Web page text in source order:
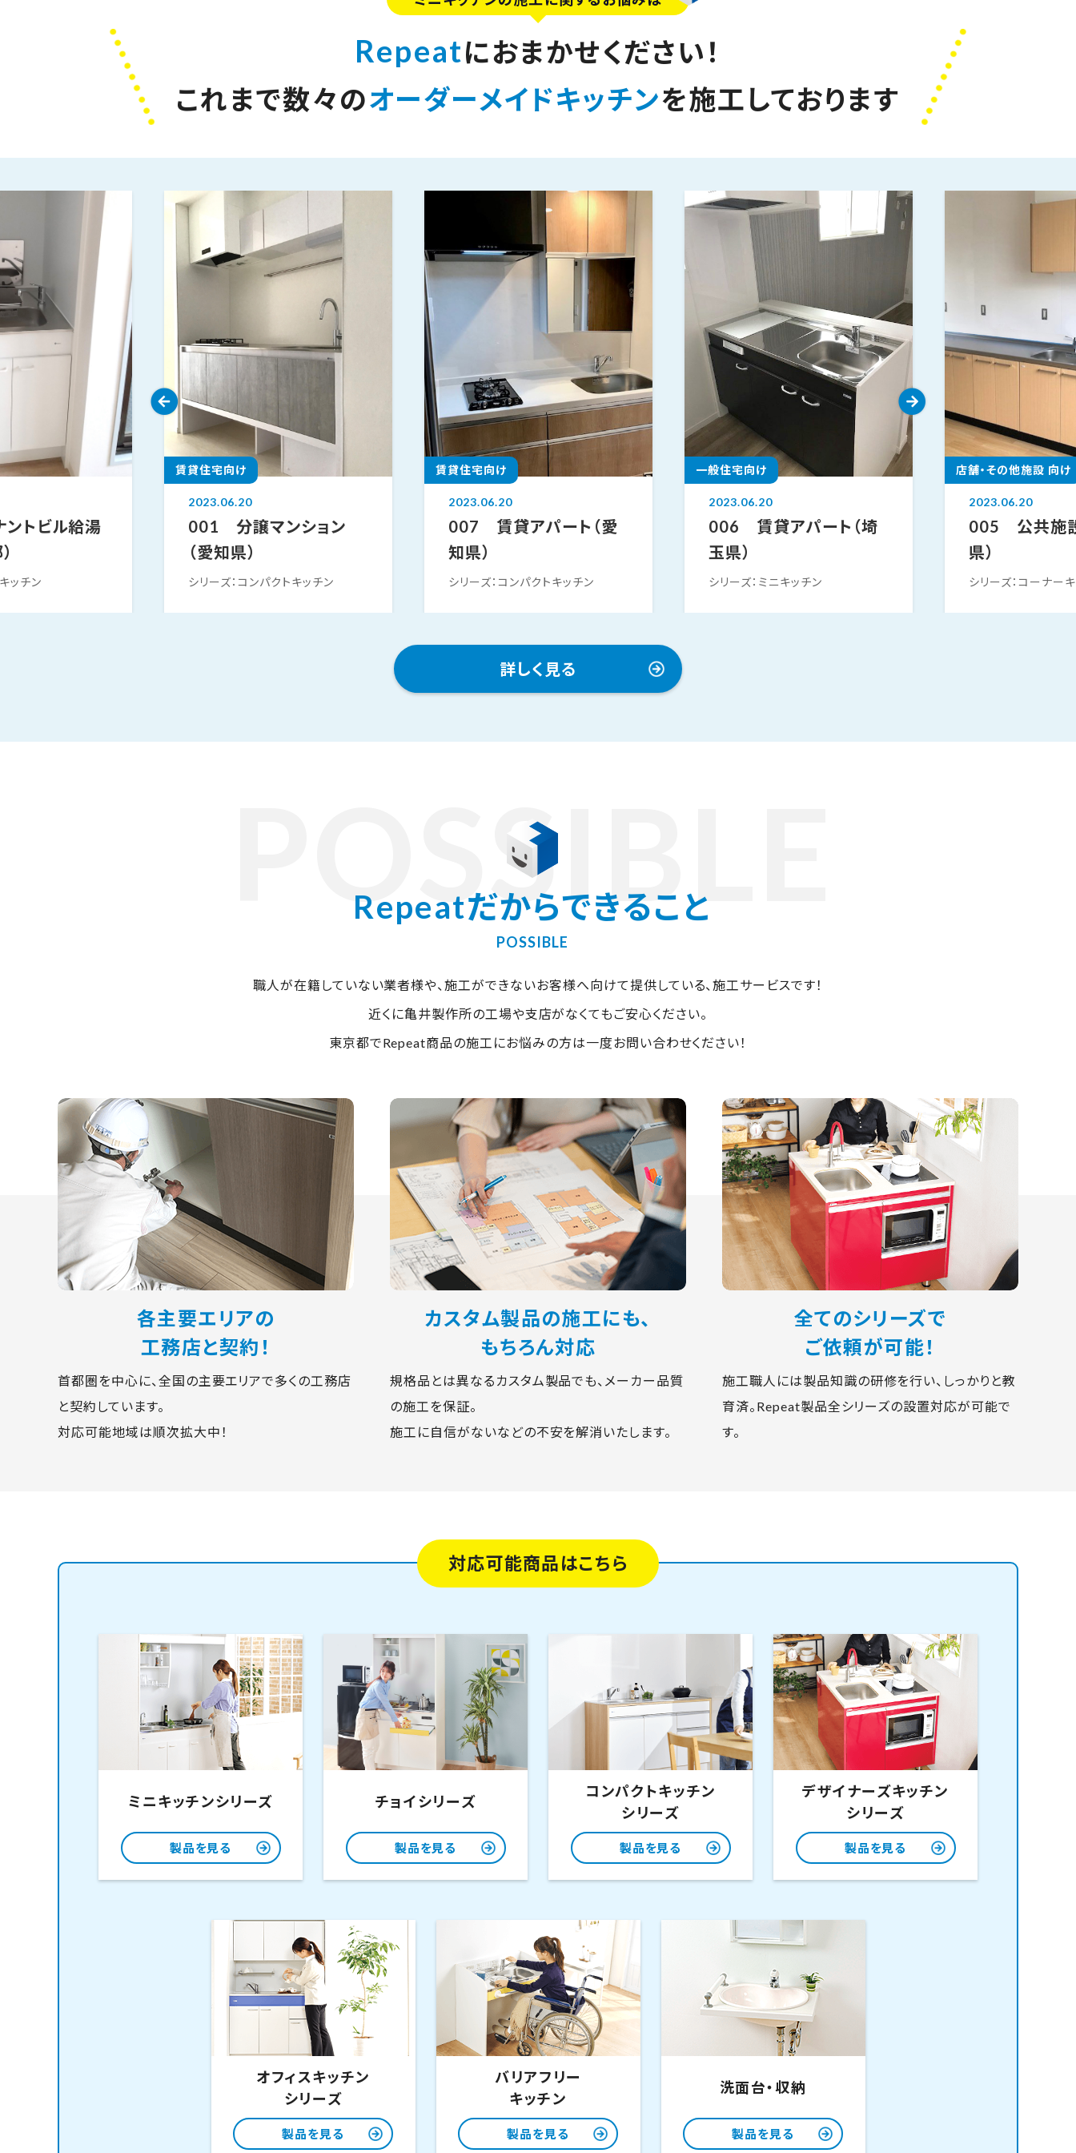
Repeatにおまかせください！
これまで数々のオーダーメイドキッチンを施工しております
トビル給湯
ッチン
賃貸住宅向け
2023.06.20
001 分譲マンション
（愛知県）
シリーズ：コンパクトキッチン
賃貸住宅向け
2023.06.20
007 賃貸アパート（愛
知県）
シリーズ：コンパクトキッチン
一般住宅向け
2023.06.20
006 賃貸アパート（埼
玉県）
シリーズ：ミニキッチン
店舗・その他施設 向け
2023.06.20
005 公共施
県）
シリーズ：コーナー
詳しく見る
Repeatだからできること
POSSIBLE
POSSIBLE
職人が在籍していない業者様や、施工ができないお客様へ向けて提供している、施工サービスです！
近くに亀井製作所の工場や支店がなくてもご安心ください。
東京都でRepeat商品の施工にお悩みの方は一度お問い合わせください！
各主要エリアの
工務店と契約！
首都圏を中心に、全国の主要エリアで多くの工務店
と契約しています。
対応可能地域は順次拡大中！
カスタム製品の施工にも、
もちろん対応
規格品とは異なるカスタム製品でも、メーカー品質
の施工を保証。
施工に自信がないなどの不安を解消いたします。
全てのシリーズで
ご依頼が可能！
施工職人には製品知識の研修を行い、しっかりと教
育済。Repeat製品全シリーズの設置対応が可能で
す。
対応可能商品はこちら
ミニキッチンシリーズ
製品を見る
チョイシリーズ
製品を見る
コンパクトキッチン
シリーズ
製品を見る
デザイナーズキッチン
シリーズ
製品を見る
オフィスキッチン
シリーズ
製品を見る
バリアフリー
キッチン
製品を見る
洗面台・収納
製品を見る